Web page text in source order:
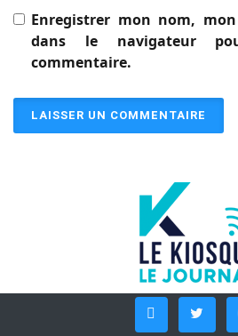
Enregistrer mon nom,
dans le navigateur
commentaire.